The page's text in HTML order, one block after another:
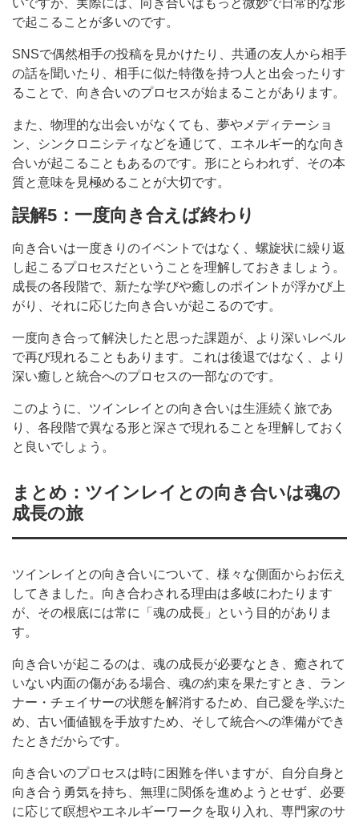
いですが、実際には、向き合いはもっと微妙で日常的な形
で起こることが多いのです。
SNSで偶然相手の投稿を見かけたり、共通の友人から相手
の話を聞いたり、相手に似た特徴を持つ人と出会ったりす
ることで、向き合いのプロセスが始まることがあります。
また、物理的な出会いがなくても、夢やメディテーショ
ン、シンクロニシティなどを通じて、エネルギー的な向き
合いが起こることもあるのです。形にとらわれず、その本
質と意味を見極めることが大切です。
誤解5：一度向き合えば終わり
向き合いは一度きりのイベントではなく、螺旋状に繰り返
し起こるプロセスだということを理解しておきましょう。
成長の各段階で、新たな学びや癒しのポイントが浮かび上
がり、それに応じた向き合いが起こるのです。
一度向き合って解決したと思った課題が、より深いレベル
で再び現れることもあります。これは後退ではなく、より
深い癒しと統合へのプロセスの一部なのです。
このように、ツインレイとの向き合いは生涯続く旅であ
り、各段階で異なる形と深さで現れることを理解しておく
と良いでしょう。
まとめ：ツインレイとの向き合いは魂の
成長の旅
ツインレイとの向き合いについて、様々な側面からお伝え
してきました。向き合わされる理由は多岐にわたります
が、その根底には常に「魂の成長」という目的がありま
す。
向き合いが起こるのは、魂の成長が必要なとき、癒されて
いない内面の傷がある場合、魂の約束を果たすとき、ラン
ナー・チェイサーの状態を解消するため、自己愛を学ぶた
め、古い価値観を手放すため、そして統合への準備ができ
たときだからです。
向き合いのプロセスは時に困難を伴いますが、自分自身と
向き合う勇気を持ち、無理に関係を進めようとせず、必要
に応じて瞑想やエネルギーワークを取り入れ、専門家のサ